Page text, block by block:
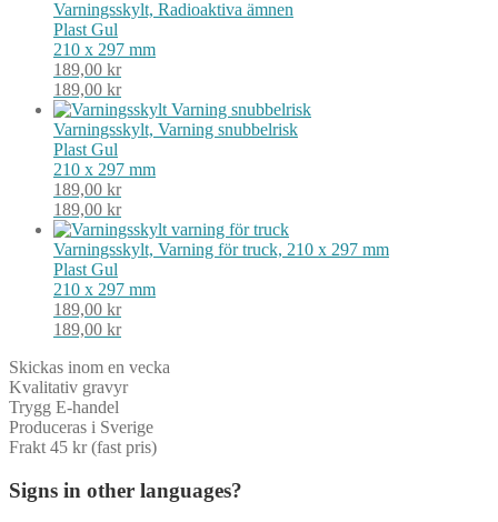
Varningsskylt, Radioaktiva ämnen
Plast Gul
210 x 297 mm
189,00 kr
189,00 kr
Varningsskylt, Varning snubbelrisk
Plast Gul
210 x 297 mm
189,00 kr
189,00 kr
Varningsskylt, Varning för truck, 210 x 297 mm
Plast Gul
210 x 297 mm
189,00 kr
189,00 kr
Skickas inom en vecka
Kvalitativ gravyr
Trygg E-handel
Produceras i Sverige
Frakt 45 kr (fast pris)
Signs in other languages?